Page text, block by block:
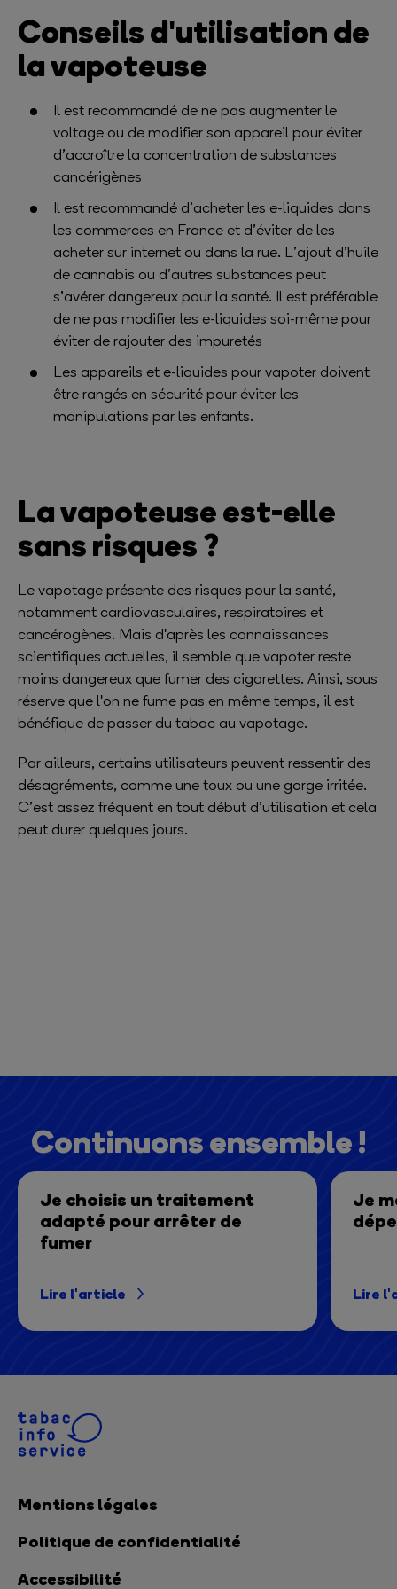
Conseils d'utilisation de
la vapoteuse
Il est recommandé de ne pas augmenter le
voltage ou de modifier son appareil pour éviter
d’accroître la concentration de substances
cancérigènes
Il est recommandé d’acheter les e-liquides dans
les commerces en France et d’éviter de les
acheter sur internet ou dans la rue. L’ajout d’huile
de cannabis ou d’autres substances peut
s’avérer dangereux pour la santé. Il est préférable
de ne pas modifier les e-liquides soi-même pour
éviter de rajouter des impuretés
Les appareils et e-liquides pour vapoter doivent
être rangés en sécurité pour éviter les
manipulations par les enfants.
La vapoteuse est-elle
sans risques ?
Le vapotage présente des risques pour la santé,
notamment cardiovasculaires, respiratoires et
cancérogènes. Mais d'après les connaissances
scientifiques actuelles, il semble que vapoter reste
moins dangereux que fumer des cigarettes. Ainsi, sous
réserve que l'on ne fume pas en même temps, il est
bénéfique de passer du tabac au vapotage.
Par ailleurs, certains utilisateurs peuvent ressentir des
désagréments, comme une toux ou une gorge irritée.
C’est assez fréquent en tout début d’utilisation et cela
peut durer quelques jours.
Continuons ensemble !
Je choisis un traitement
adapté pour arrêter de
fumer
Lire l'article
Je
Lire
Mentions légales
Politique de confidentialité
Accessibilité